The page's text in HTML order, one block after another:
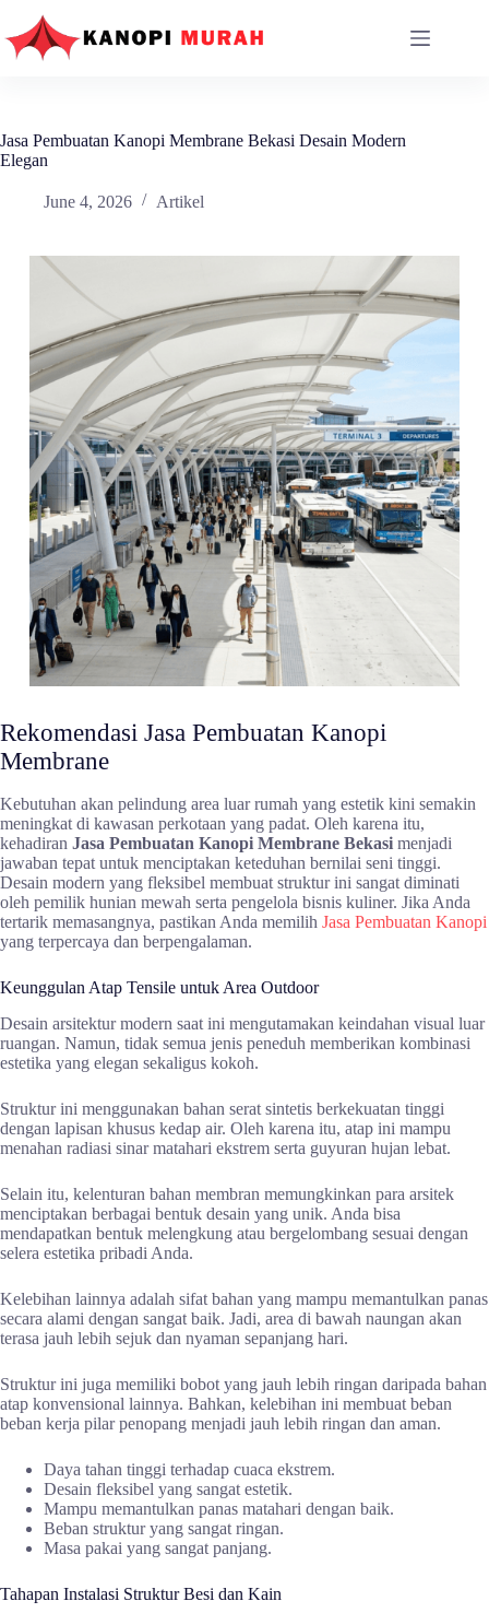
content
Jasa Pembuatan Kanopi Membrane Bekasi Desain Modern
Elegan
June 4, 2026 Artikel
Rekomendasi Jasa Pembuatan Kanopi
Membrane
Kebutuhan akan pelindung area luar rumah yang estetik kini semakin
meningkat di kawasan perkotaan yang padat. Oleh karena itu,
kehadiran Jasa Pembuatan Kanopi Membrane Bekasi menjadi
jawaban tepat untuk menciptakan keteduhan bernilai seni tinggi.
Desain modern yang fleksibel membuat struktur ini sangat diminati
oleh pemilik hunian mewah serta pengelola bisnis kuliner. Jika Anda
tertarik memasangnya, pastikan Anda memilih Jasa Pembuatan Kanopi
yang terpercaya dan berpengalaman.
Keunggulan Atap Tensile untuk Area Outdoor
Desain arsitektur modern saat ini mengutamakan keindahan visual luar
ruangan. Namun, tidak semua jenis peneduh memberikan kombinasi
estetika yang elegan sekaligus kokoh.
Struktur ini menggunakan bahan serat sintetis berkekuatan tinggi
dengan lapisan khusus kedap air. Oleh karena itu, atap ini mampu
menahan radiasi sinar matahari ekstrem serta guyuran hujan lebat.
Selain itu, kelenturan bahan membran memungkinkan para arsitek
menciptakan berbagai bentuk desain yang unik. Anda bisa
mendapatkan bentuk melengkung atau bergelombang sesuai dengan
selera estetika pribadi Anda.
Kelebihan lainnya adalah sifat bahan yang mampu memantulkan panas
secara alami dengan sangat baik. Jadi, area di bawah naungan akan
terasa jauh lebih sejuk dan nyaman sepanjang hari.
Struktur ini juga memiliki bobot yang jauh lebih ringan daripada bahan
atap konvensional lainnya. Bahkan, kelebihan ini membuat beban
beban kerja pilar penopang menjadi jauh lebih ringan dan aman.
Daya tahan tinggi terhadap cuaca ekstrem.
Desain fleksibel yang sangat estetik.
Mampu memantulkan panas matahari dengan baik.
Beban struktur yang sangat ringan.
Masa pakai yang sangat panjang.
Tahapan Instalasi Struktur Besi dan Kain